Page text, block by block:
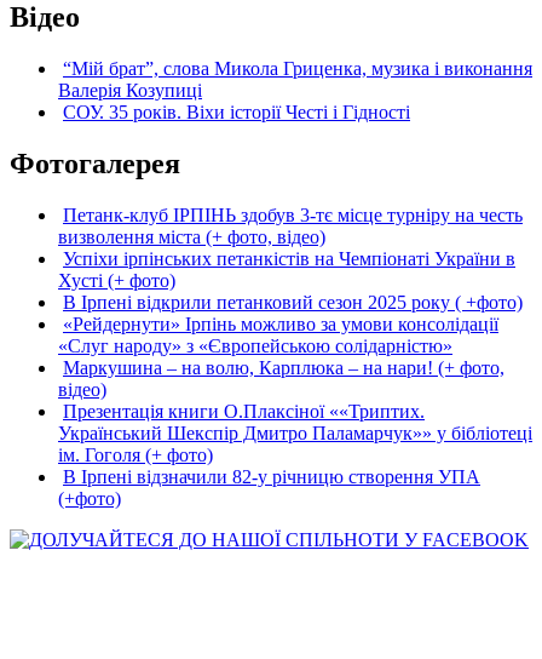
Відео
“Мій брат”, слова Микола Гриценка, музика і виконання
Валерія Козупиці
СОУ. 35 років. Віхи історії Честі і Гідності
Фотогалерея
Петанк-клуб ІРПІНЬ здобув 3-тє місце турніру на честь
визволення міста (+ фото, відео)
Успіхи ірпінських петанкістів на Чемпіонаті України в
Хусті (+ фото)
В Ірпені відкрили петанковий сезон 2025 року ( +фото)
«Рейдернути» Ірпінь можливо за умови консолідації
«Слуг народу» з «Європейською солідарністю»
Маркушина – на волю, Карплюка – на нари! (+ фото,
відео)
Презентація книги О.Плаксіної ««Триптих.
Український Шекспір Дмитро Паламарчук»» у бібліотеці
ім. Гоголя (+ фото)
В Ірпені відзначили 82-у річницю створення УПА
(+фото)